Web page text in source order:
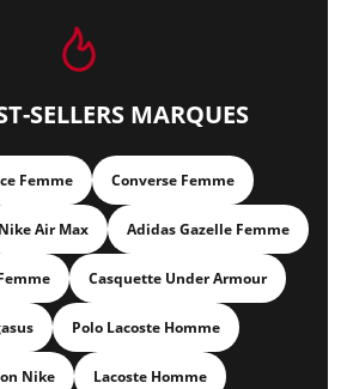
SELLERS MARQUES
Femme Converse Femme
Nike Air Max Adidas Gazelle Femme
Casquette Under Armour
Polo Lacoste Homme
Nike Lacoste Homme